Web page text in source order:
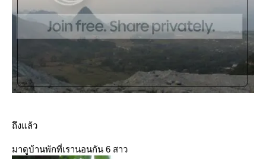
ถึงแล้ว
มาดูบ้านพักที่เรานอนกัน 6 สาว